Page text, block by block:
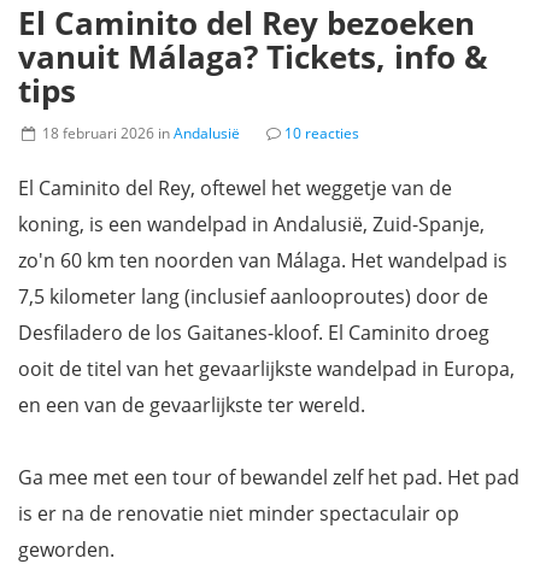
El Caminito del Rey bezoeken
vanuit Málaga? Tickets, info &
tips
18 februari 2026 inAndalusië 10 reacties
El Caminito del Rey, oftewel het weggetje van de
koning, is een wandelpad in Andalusië, Zuid-Spanje,
zo'n 60 km ten noorden van Málaga. Het wandelpad is
7,5 kilometer lang (inclusief aanlooproutes) door de
Desfiladero de los Gaitanes-kloof. El Caminito droeg
ooit de titel van het gevaarlijkste wandelpad in Europa,
en een van de gevaarlijkste ter wereld.
Ga mee met een tour of bewandel zelf het pad. Het pad
is er na de renovatie niet minder spectaculair op
geworden.